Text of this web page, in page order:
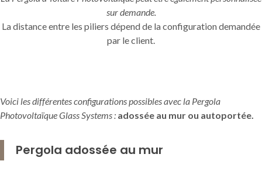
sur demande.
La distance entre les piliers dépend de la configuration demandée
par le client.
Voici les différentes configurations possibles avec la Pergola
Photovoltaïque Glass Systems : adossée au mur ou autoportée.
Pergola adossée au mur